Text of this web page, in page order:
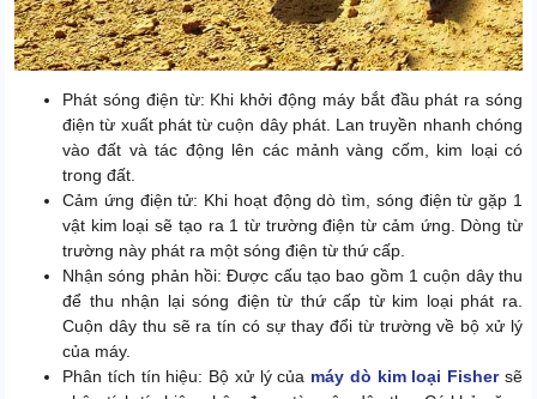
Phát sóng điện từ: Khi khởi động máy bắt đầu phát ra sóng
điện từ xuất phát từ cuộn dây phát. Lan truyền nhanh chóng
vào đất và tác động lên các mảnh vàng cốm, kim loại có
trong đất.
Cảm ứng điện tử: Khi hoạt động dò tìm, sóng điện từ gặp 1
vật kim loại sẽ tạo ra 1 từ trường điện từ cảm ứng. Dòng từ
trường này phát ra một sóng điện từ thứ cấp.
Nhận sóng phản hồi: Được cấu tạo bao gồm 1 cuộn dây thu
để thu nhận lại sóng điện từ thứ cấp từ kim loại phát ra.
Cuộn dây thu sẽ ra tín có sự thay đổi từ trường về bộ xử lý
của máy.
Phân tích tín hiệu: Bộ xử lý của máy dò kim loại Fishersẽ